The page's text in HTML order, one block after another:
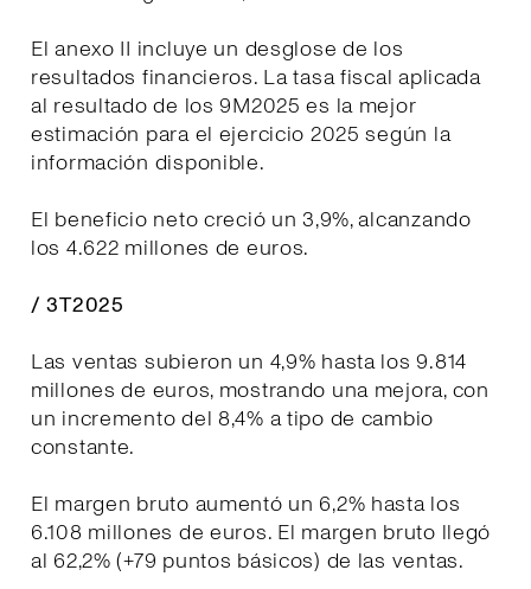
El anexo II incluye un desglose de los
resultados financieros. La tasa fiscal aplicada
al resultado de los 9M2025 es la mejor
estimación para el ejercicio 2025 según la
información disponible.
El beneficio neto creció un 3,9%, alcanzando
los 4.622 millones de euros.
/ 3T2025
Las ventas subieron un 4,9% hasta los 9.814
millones de euros, mostrando una mejora, con
un incremento del 8,4% a tipo de cambio
constante.
El margen bruto aumentó un 6,2% hasta los
6.108 millones de euros. El margen bruto llegó
al 62,2% (+79 puntos básicos) de las ventas.